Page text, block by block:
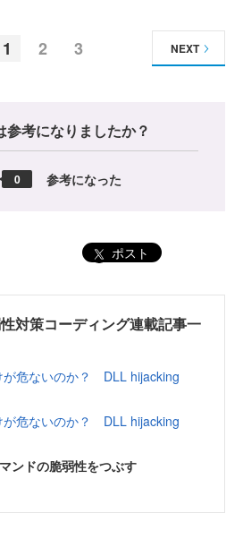
1 2 3 NEXT
参考になりましたか？
0 参考になった
ポスト
対策コーディング連載記事一
が危ないのか？ DLL hijacking
が危ないのか？ DLL hijacking
ンドの脆弱性をつぶす